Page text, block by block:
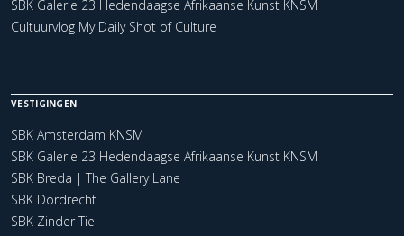
SBK Galerie 23 Hedendaagse Afrikaanse Kunst KNSM
Cultuurvlog My Daily Shot of Culture
VESTIGINGEN
SBK Amsterdam KNSM
SBK Galerie 23 Hedendaagse Afrikaanse Kunst KNSM
SBK Breda | The Gallery Lane
SBK Dordrecht
SBK Zinder Tiel